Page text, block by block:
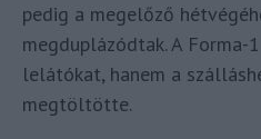
pedig a megelőző
megduplázódtak. A Forma-
lelátókat, hanem a
megtöltötte.